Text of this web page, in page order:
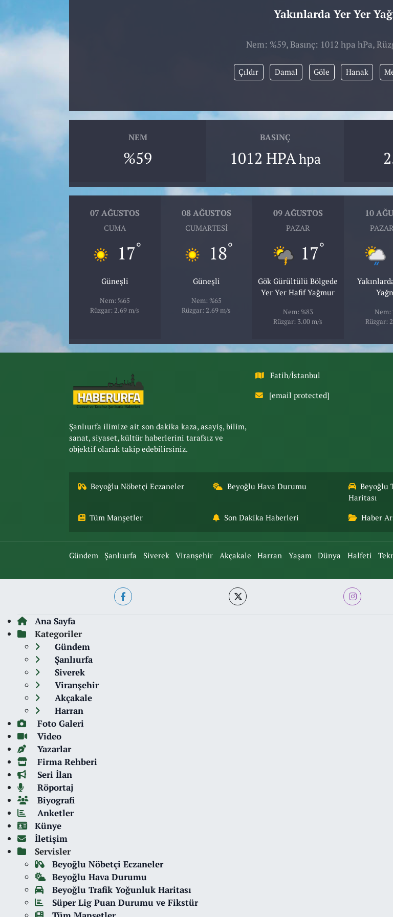
Yakınlarda Yer Yer
Nem: %59, Basınç: 1012 hpa hPa,
Çıldır Damal Göle Hanak
NEM
%59
BASINÇ
1012 HPAhpa
07 AĞUSTOS
CUMA
17°
Güneşli
Nem: %65
Rüzgar: 2.69 m/s
08 AĞUSTOS
CUMARTESI
18°
Güneşli
Nem: %65
Rüzgar: 2.69 m/s
09 AĞUSTOS
PAZAR
17°
Gök Gürültülü Bölgede
Yer Yer Hafif Yağmur
Nem: %83
Rüzgar: 3.00 m/s
10
Nem:
Rüzgar:
Şanlıurfa ilimize ait son dakika kaza, asayiş, bilim,
sanat, siyaset, kültür haberlerini tarafsız ve
objektif olarak takip edebilirsiniz.
Fatih/İstanbul
[email protected]
Beyoğlu Nöbetçi Eczaneler Beyoğlu Hava Durumu
Beyoğlu
Haritası
Tüm Manşetler Son Dakika Haberleri Haber
Gündem Şanlıurfa Siverek Viranşehir Akçakale Harran Yaşam Dünya Halfeti
Ana Sayfa
Kategoriler
Gündem
Şanlıurfa
Siverek
Viranşehir
Akçakale
Harran
Foto Galeri
Video
Yazarlar
Firma Rehberi
Seri İlan
Röportaj
Biyografi
Anketler
Künye
İletişim
Servisler
Beyoğlu Nöbetçi Eczaneler
Beyoğlu Hava Durumu
Beyoğlu Trafik Yoğunluk Haritası
Süper Lig Puan Durumu ve Fikstür